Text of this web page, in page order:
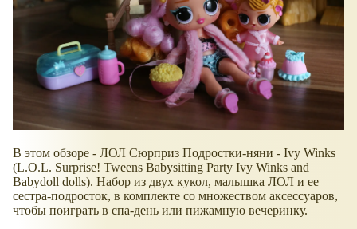
В этом обзоре - ЛОЛ Сюрприз Подростки-няни - Ivy Winks
(L.O.L. Surprise! Tweens Babysitting Party Ivy Winks and
Babydoll dolls). Набор из двух кукол, малышка ЛОЛ и ее
сестра-подросток, в комплекте со множеством аксессуаров,
чтобы поиграть в спа-день или пижамную вечеринку.